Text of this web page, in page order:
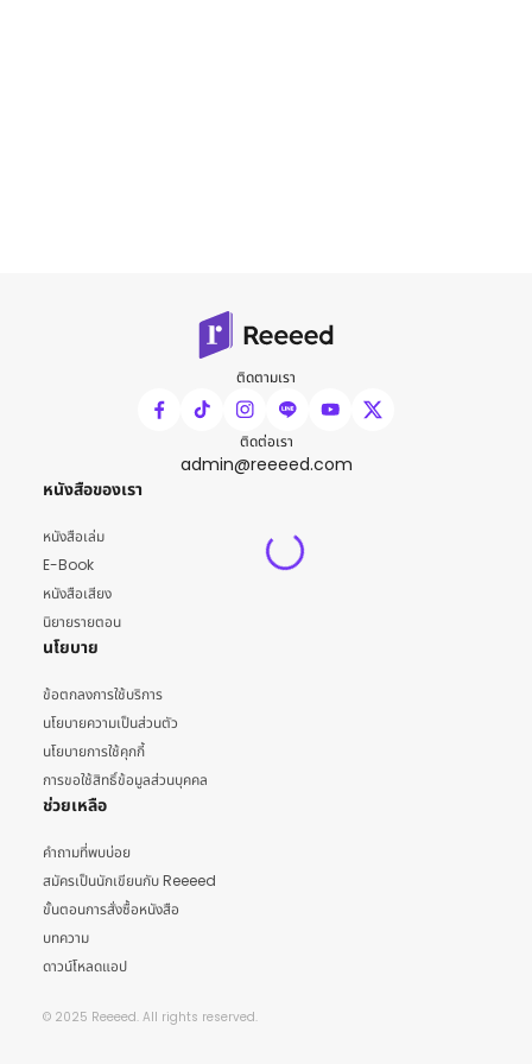
ติดตามเรา
ติดต่อเรา
admin@reeeed.com
หนังสือของเรา
หนังสือเล่ม
E-Book
หนังสือเสียง
นิยายรายตอน
นโยบาย
ข้อตกลงการใช้บริการ
นโยบายความเป็นส่วนตัว
นโยบายการใช้คุกกี้
การขอใช้สิทธิ์ข้อมูลส่วนบุคคล
ช่วยเหลือ
คำถามที่พบบ่อย
สมัครเป็นนักเขียนกับ Reeeed
ขั้นตอนการสั่งซื้อหนังสือ
บทความ
ดาวน์โหลดแอป
© 2025 Reeeed. All rights reserved.